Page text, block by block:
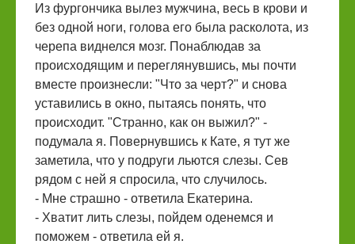
Из фургончика вылез мужчина, весь в крови и
без одной ноги, голова его была расколота, из
черепа виднелся мозг. Понаблюдав за
происходящим и переглянувшись, мы почти
вместе произнесли: "Что за черт?" и снова
уставились в окно, пытаясь понять, что
происходит. "Странно, как он выжил?" -
подумала я. Повернувшись к Кате, я тут же
заметила, что у подруги льются слезы. Сев
рядом с ней я спросила, что случилось.
- Мне страшно - ответила Екатерина.
- Хватит лить слезы, пойдем оденемся и
поможем - ответила ей я.